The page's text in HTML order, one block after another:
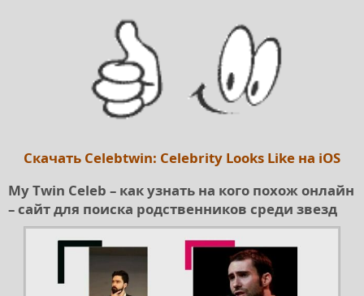
Скачать Celebtwin: Celebrity Looks Like на iOS
My Twin Celeb – как узнать на кого похож онлайн
– сайт для поиска родственников среди звезд